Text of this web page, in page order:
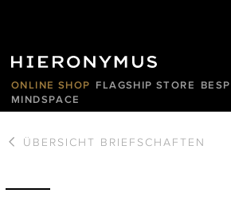
ONLINE SHOP FLAGSHIP STORE
MINDSPACE
ÜBERSICHT BRIEFSCHAFTEN